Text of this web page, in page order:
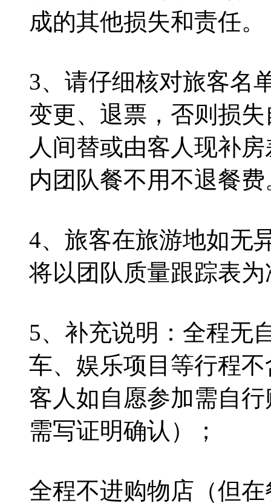
成的其他损失和责任。
3、请仔细核对旅客名
变更、退票，否则损
人间替或由客人现补
内团队餐不用不退餐费
4、旅客在旅游地如无
将以团队质量跟踪表
5、补充说明：全程无
车、娱乐项目等行程
客人如自愿参加需自
需写证明确认）；
全程不进购物店（但